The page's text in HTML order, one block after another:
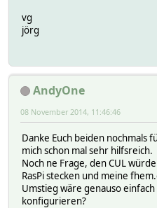
vg
jörg
AndyOne
08 November 2014, 11:46:46
Danke Euch beiden nochmals
mich schon mal sehr hilfsreich.
Noch ne Frage, den CUL
RasPi stecken und meine
Umstieg wäre genauso
konfigurieren?